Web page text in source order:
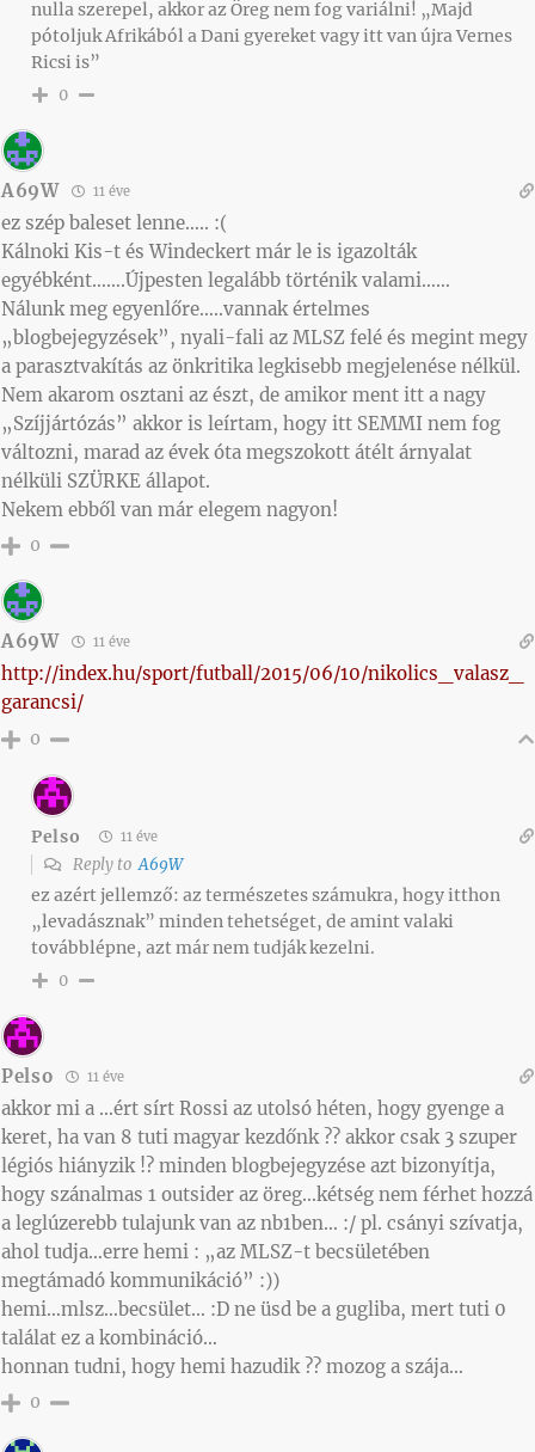
nulla szerepel, akkor az Öreg nem fog variálni! „Majd
pótoljuk Afrikából a Dani gyereket vagy itt van újra Vernes
Ricsi is”
0
A69W 11 éve
ez szép baleset lenne….. :(
Kálnoki Kis-t és Windeckert már le is igazolták
egyébként…….Újpesten legalább történik valami……
Nálunk meg egyenlőre…..vannak értelmes
„blogbejegyzések”, nyali-fali az MLSZ felé és megint megy
a parasztvakítás az önkritika legkisebb megjelenése nélkül.
Nem akarom osztani az észt, de amikor ment itt a nagy
„Szíjjártózás” akkor is leírtam, hogy itt SEMMI nem fog
változni, marad az évek óta megszokott átélt árnyalat
nélküli SZÜRKE állapot.
Nekem ebből van már elegem nagyon!
0
A69W 11 éve
http://index.hu/sport/futball/2015/06/10/nikolics_valasz_
garancsi/
0
Pelso 11 éve
Reply toA69W
ez azért jellemző: az természetes számukra, hogy itthon
„levadásznak” minden tehetséget, de amint valaki
továbblépne, azt már nem tudják kezelni.
0
Pelso 11 éve
akkor mi a …ért sírt Rossi az utolsó héten, hogy gyenge a
keret, ha van 8 tuti magyar kezdőnk ?? akkor csak 3 szuper
légiós hiányzik !? minden blogbejegyzése azt bizonyítja,
hogy szánalmas 1 outsider az öreg…kétség nem férhet hozzá
a leglúzerebb tulajunk van az nb1ben… :/ pl. csányi szívatja,
ahol tudja…erre hemi : „az MLSZ-t becsületében
megtámadó kommunikáció” :))
hemi…mlsz…becsület… :D ne üsd be a gugliba, mert tuti 0
találat ez a kombináció…
honnan tudni, hogy hemi hazudik ?? mozog a szája…
0